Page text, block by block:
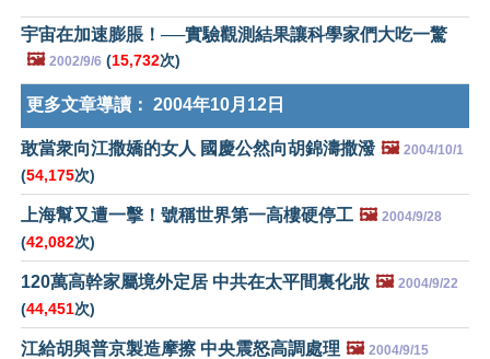
宇宙在加速膨脹！──實驗觀測結果讓科學家們大吃一驚
🖼️ 2002/9/6 (15,732次)
更多文章導讀： 2004年10月12日
敢當衆向江撒嬌的女人 國慶公然向胡錦濤撒潑 🖼️ 2004/10/1
(54,175次)
上海幫又遭一擊！號稱世界第一高樓硬停工 🖼️ 2004/9/28
(42,082次)
120萬高幹家屬境外定居 中共在太平間裏化妝 🖼️ 2004/9/22
(44,451次)
江給胡與普京製造摩擦 中央震怒高調處理 🖼️ 2004/9/15